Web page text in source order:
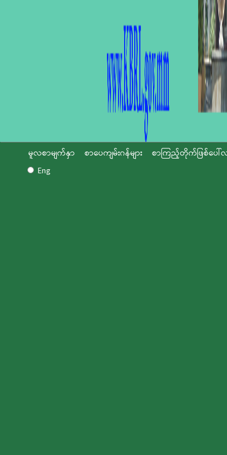
မူလစာမျက်နှာ စာပေကျမ်းဂန်များ
စာကြည့်တိုက်ဖြစ်ပေါ်
Eng